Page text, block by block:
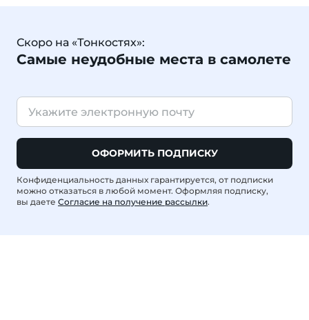
Скоро на «Тонкостях»:
Самые неудобные места в самолете
ОФОРМИТЬ ПОДПИСКУ
Конфиденциальность данных гарантируется, от подписки
можно отказаться в любой момент. Оформляя подписку,
вы даете Согласие на получение рассылки.